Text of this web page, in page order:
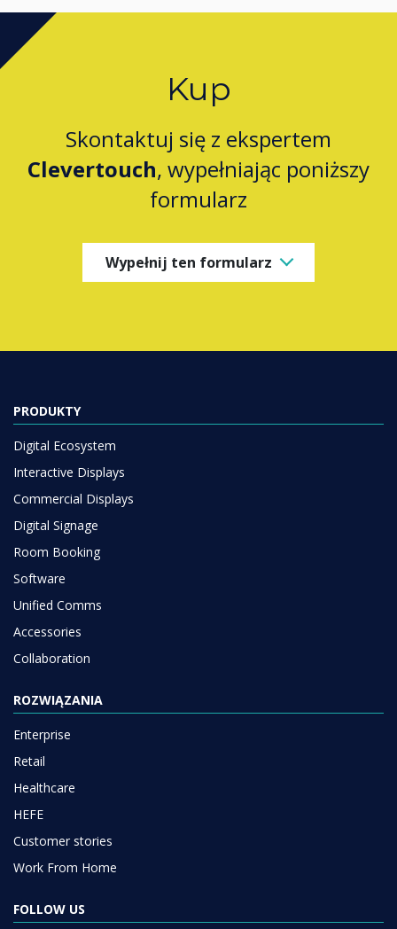
Kup
Skontaktuj się z ekspertem
Clevertouch, wypełniając poniższy
formularz
Wypełnij ten formularz
PRODUKTY
Digital Ecosystem
Interactive Displays
Commercial Displays
Digital Signage
Room Booking
Software
Unified Comms
Accessories
Collaboration
ROZWIĄZANIA
Enterprise
Retail
Healthcare
HEFE
Customer stories
Work From Home
FOLLOW US